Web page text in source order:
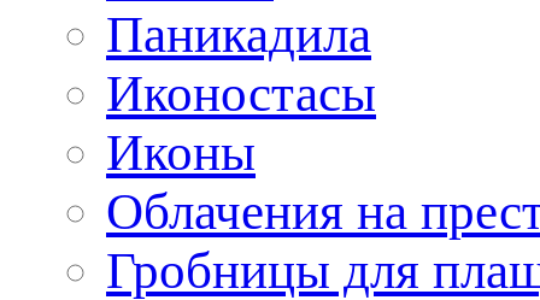
Паникадила
Иконостасы
Иконы
Облачения на
Гробницы для